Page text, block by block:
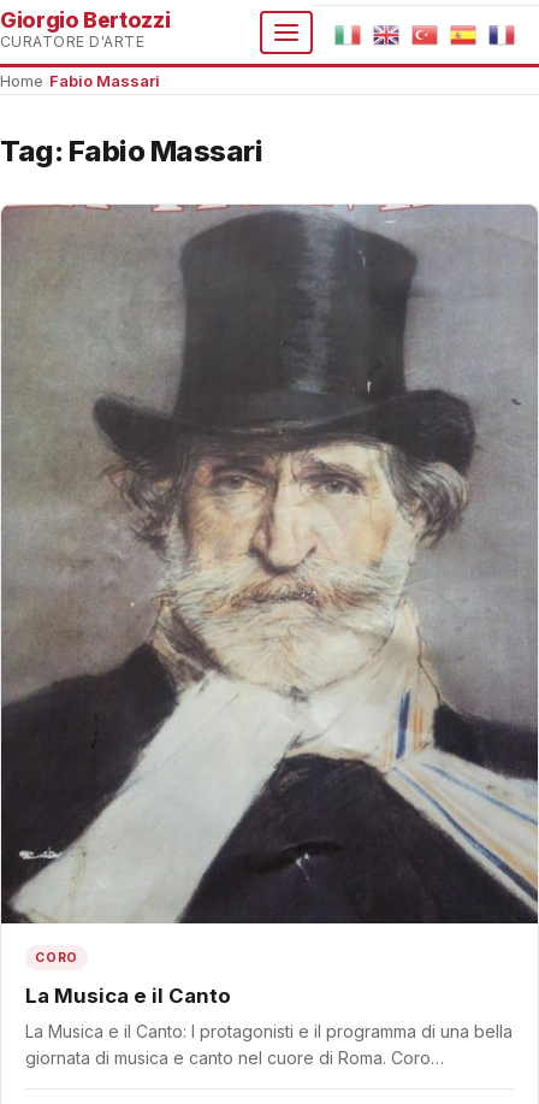
Giorgio Bertozzi
CURATORE D'ARTE
Home Fabio Massari
Tag: Fabio Massari
CORO
La Musica e il Canto
La Musica e il Canto: I protagonisti e il programma di una bella
giornata di musica e canto nel cuore di Roma. Coro…